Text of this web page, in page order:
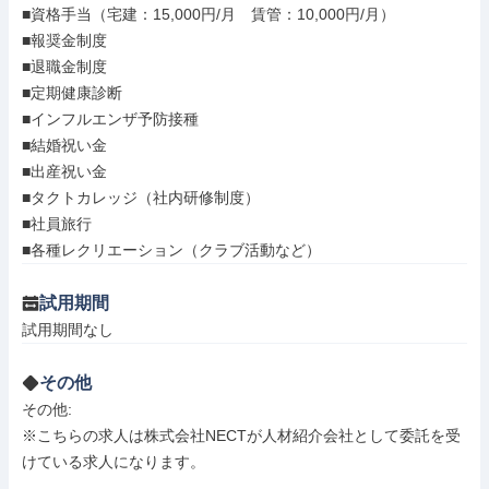
■資格手当（宅建：15,000円/月　賃管：10,000円/月）
■報奨金制度
■退職金制度
■定期健康診断
■インフルエンザ予防接種
■結婚祝い金
■出産祝い金
■タクトカレッジ（社内研修制度）
■社員旅行
■各種レクリエーション（クラブ活動など）
試用期間
試用期間なし
その他
その他:
※こちらの求人は株式会社NECTが人材紹介会社として委託を受
けている求人になります。